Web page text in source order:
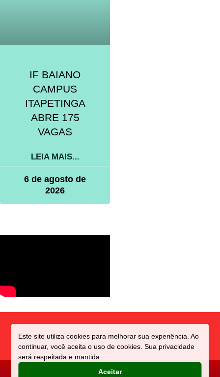
Este site utiliza cookies para melhorar sua experiência. Ao
continuar, você aceita o uso de cookies. Sua privacidade
será respeitada e mantida.
Aceitar
IF BAIANO
CAMPUS
ITAPETINGA
ABRE 175
VAGAS
LEIA MAIS...
6 de agosto de
2026